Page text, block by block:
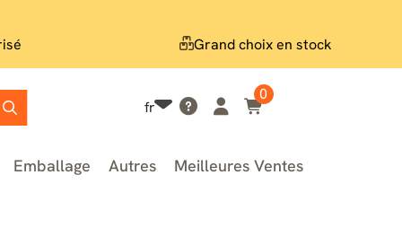
Grand choix en stock
fr
0
Emballage Autres Meilleures Ventes